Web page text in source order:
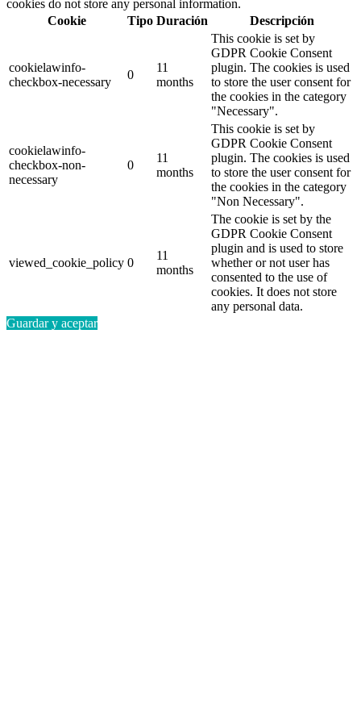
cookies do not store any personal information.
Cookie
Tipo Duración Descripción
cookielawinfo-
checkbox-necessary
0
11
months
This cookie is set by
GDPR Cookie Consent
plugin. The cookies is used
to store the user consent for
the cookies in the category
"Necessary".
cookielawinfo-
checkbox-non-
necessary
0
11
months
This cookie is set by
GDPR Cookie Consent
plugin. The cookies is used
to store the user consent for
the cookies in the category
"Non Necessary".
viewed_cookie_policy 0
11
months
The cookie is set by the
GDPR Cookie Consent
plugin and is used to store
whether or not user has
consented to the use of
cookies. It does not store
any personal data.
Guardar y aceptar